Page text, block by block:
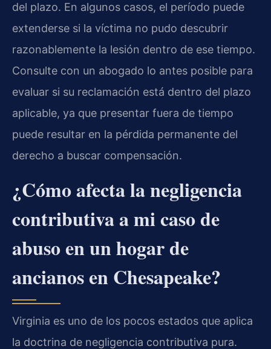
del plazo. En algunos casos, el período puede
extenderse si la víctima no pudo descubrir
razonablemente la lesión dentro de ese tiempo.
Consulte con un abogado lo antes posible para
evaluar si su reclamación está dentro del plazo
aplicable, ya que presentar fuera de tiempo
puede resultar en la pérdida permanente del
derecho a buscar compensación.
¿Cómo afecta la negligencia
contributiva a mi caso de
abuso en un hogar de
ancianos en Chesapeake?
Virginia es uno de los pocos estados que aplica
la doctrina de negligencia contributiva pura.